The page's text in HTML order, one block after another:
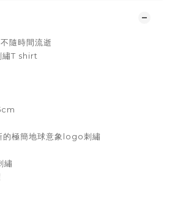
隨時間流逝
T shirt
的極簡地球意象logo刺繡
繡